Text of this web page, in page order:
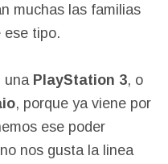
muchas las familias
ese tipo.
una PlayStation 3, o
, porque ya viene por
ese poder
nos gusta la linea